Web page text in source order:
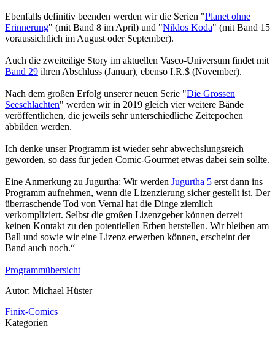
Ebenfalls definitiv beenden werden wir die Serien "Planet ohne
Erinnerung" (mit Band 8 im April) und "Niklos Koda" (mit Band 15
voraussichtlich im August oder September).
Auch die zweiteilige Story im aktuellen Vasco-Universum findet mit
Band 29 ihren Abschluss (Januar), ebenso I.R.$ (November).
Nach dem großen Erfolg unserer neuen Serie "Die Grossen
Seeschlachten" werden wir in 2019 gleich vier weitere Bände
veröffentlichen, die jeweils sehr unterschiedliche Zeitepochen
abbilden werden.
Ich denke unser Programm ist wieder sehr abwechslungsreich
geworden, so dass für jeden Comic-Gourmet etwas dabei sein sollte.
Eine Anmerkung zu Jugurtha: Wir werden Jugurtha 5 erst dann ins
Programm aufnehmen, wenn die Lizenzierung sicher gestellt ist. Der
überraschende Tod von Vernal hat die Dinge ziemlich
verkompliziert. Selbst die großen Lizenzgeber können derzeit
keinen Kontakt zu den potentiellen Erben herstellen. Wir bleiben am
Ball und sowie wir eine Lizenz erwerben können, erscheint der
Band auch noch.“
Programmübersicht
Autor: Michael Hüster
Finix-Comics
Kategorien